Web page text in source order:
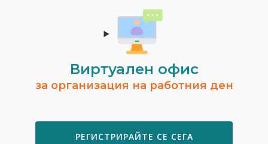
Виртуален офис
за организация на работния ден
РЕГИСТРИРАЙТЕ СЕ СЕГА